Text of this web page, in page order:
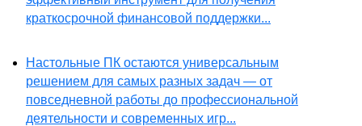
краткосрочной финансовой поддержки...
Настольные ПК остаются универсальным
решением для самых разных задач — от
повседневной работы до профессиональной
деятельности и современных игр...